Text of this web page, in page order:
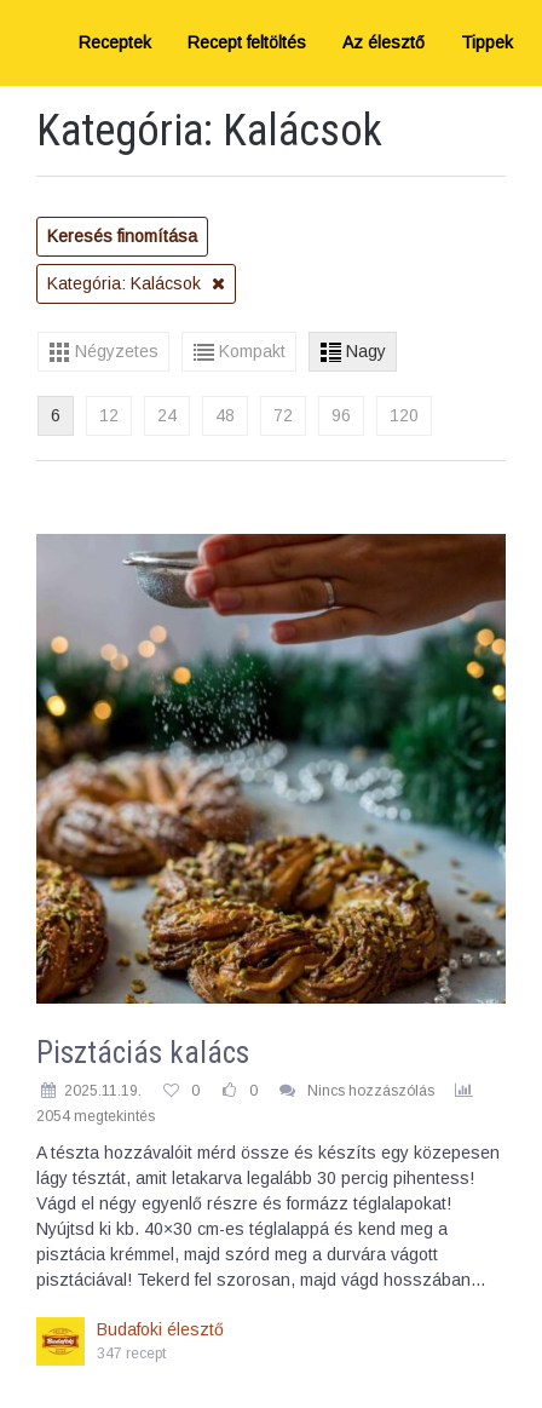
Receptek Recept feltöltés Az élesztő Tippek
Kategória: Kalácsok
Keresés finomítása
Kategória: Kalácsok
Négyzetes Kompakt Nagy
6 12 24 48 72 96 120
Pisztáciás kalács
2025.11.19. 0 0
Nincs hozzászólás
2054 megtekintés
A tészta hozzávalóit mérd össze és készíts egy közepesen
lágy tésztát, amit letakarva legalább 30 percig pihentess!
Vágd el négy egyenlő részre és formázz téglalapokat!
Nyújtsd ki kb. 40×30 cm-es téglalappá és kend meg a
pisztácia krémmel, majd szórd meg a durvára vágott
pisztáciával! Tekerd fel szorosan, majd vágd hosszában…
Budafoki élesztő
347 recept